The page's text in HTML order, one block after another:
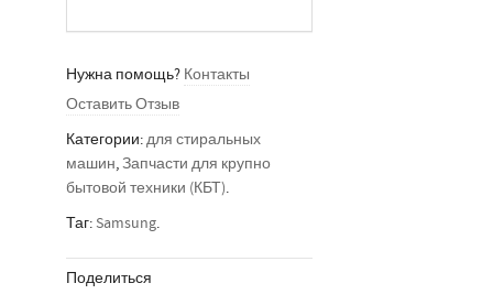
Нужна помощь? Контакты
Оставить Отзыв
Категории:для стиральных
машин,Запчасти для крупно
бытовой техники (КБТ).
Таг: Samsung.
Поделиться